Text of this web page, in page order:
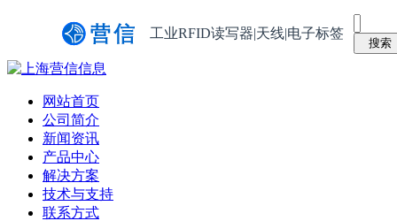
工业RFID读写器|天线|电子标签
网站首页
公司简介
新闻资讯
产品中心
解决方案
技术与支持
联系方式